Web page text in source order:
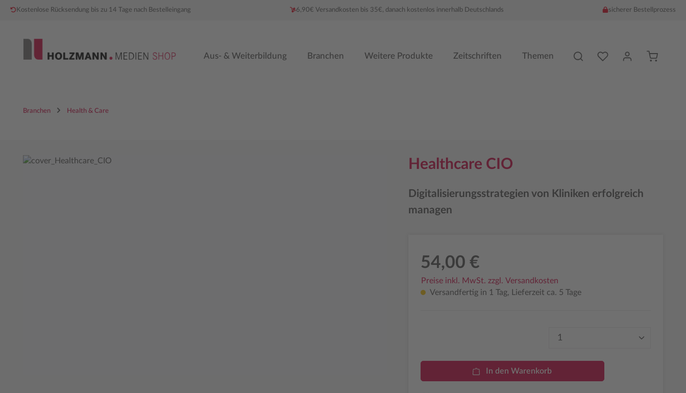
Kostenlose Rücksendung bis zu 14 Tage nach Bestelleingang 6,90€ Versandkosten bis 35€, danach kostenlos innerhalb Deutschlands sicherer Bestellprozess
Aus- & Weiterbildung Branchen Weitere Produkte Zeitschriften Themen Du hast %counter%
Branchen Health & Care
Bildergalerie überspringen Healthcare CIO
Digitalisierungsstrategien von Kliniken erfolgreich
managen
54,00 €
Preise inkl. MwSt. zzgl. Versandkosten
Versandfertig in 1 Tag, Lieferzeit ca. 5 Tage
Produkt Anzahl: Gib
In den Warenkorb